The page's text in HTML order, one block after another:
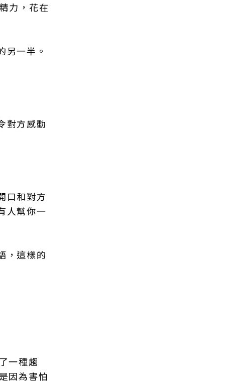
力，花在
另一半。
對方感動
口和對方
人幫你一
，這樣的
一種趨
因為害怕